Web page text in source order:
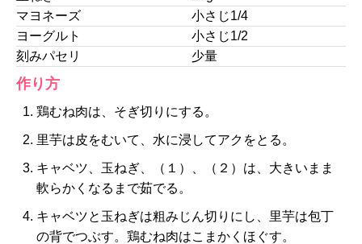
マヨネーズ
小さじ1/4
ヨーグルト
小さじ1/2
刻みパセリ
少量
作り方
鶏むね肉は、そぎ切りにする。
里芋は皮をむいて、水に浸してアクをとる。
キャベツ、玉ねぎ、（１）、（２）は、大きいまま
軟らかくなるまで茹でる。
キャベツと玉ねぎは粗みじん切りにし、里芋は包丁
の背でつぶす。鶏むね肉はこまかくほぐす。